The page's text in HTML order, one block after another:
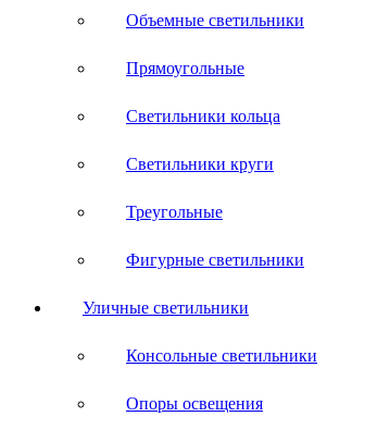
Объемные светильники
Прямоугольные
Светильники кольца
Светильники круги
Треугольные
Фигурные светильники
Уличные светильники
Консольные светильники
Опоры освещения